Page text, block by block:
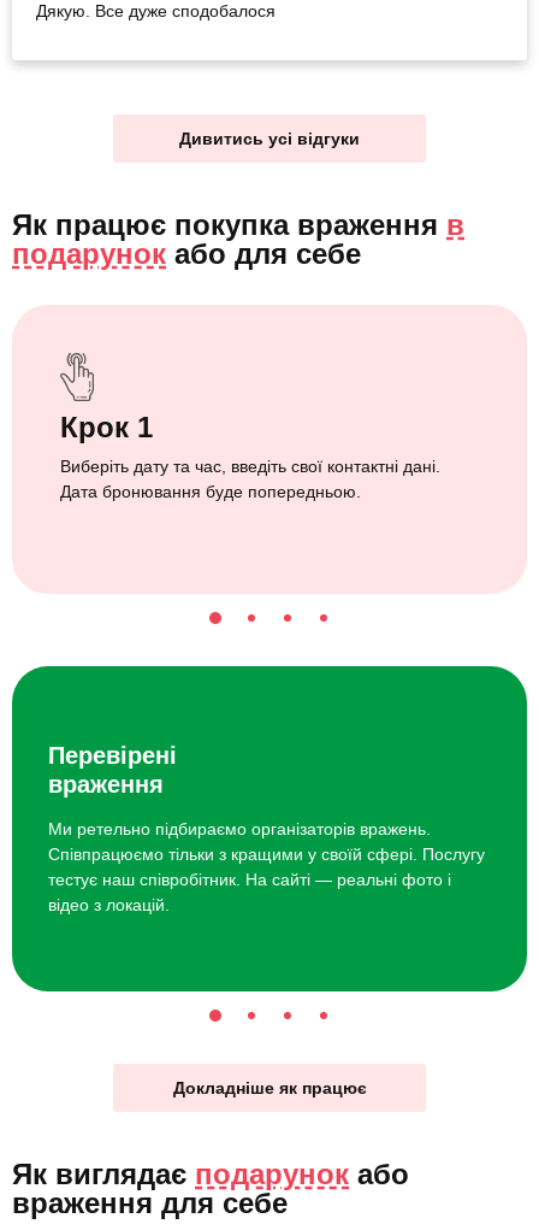
Дякую. Все дуже сподобалося
Дивитись усі відгуки
Як працює покупка враження в
подарунок або для себе
Крок 1
Виберіть дату та час, введіть свої контактні дані.
Дата бронювання буде попередньою.
Перевірені
враження
Ми ретельно підбираємо організаторів вражень.
Співпрацюємо тільки з кращими у своїй сфері. Послугу
тестує наш співробітник. На сайті — реальні фото і
відео з локацій.
Докладніше як працює
Як виглядає подарунок або
враження для себе